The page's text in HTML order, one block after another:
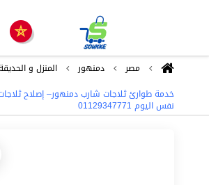
مصر دمنهور المنزل و
خدمة طوارئ ثلاجات شارب دمنهور– إصلاح
نفس اليوم 01129347771